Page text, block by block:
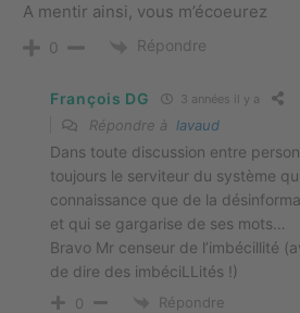
A mentir ainsi, vous m’écoeurez
0 Répondre
François DG 3 années il y a
Répondre à lavaud
Dans toute discussion entre
toujours le serviteur du système
connaissance que de la
et qui se gargarise de ses mots…
Bravo Mr censeur de l’imbécillité
de dire des imbéciLLités !)
0 Répondre